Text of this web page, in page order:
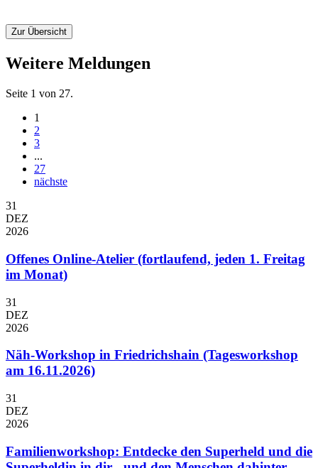
Zur Übersicht
Weitere Meldungen
Seite 1 von 27.
1
2
3
...
27
nächste
31
DEZ
2026
Offenes Online-Atelier (fortlaufend, jeden 1. Freitag
im Monat)
31
DEZ
2026
Näh-Workshop in Friedrichshain (Tagesworkshop
am 16.11.2026)
31
DEZ
2026
Familienworkshop: Entdecke den Superheld und die